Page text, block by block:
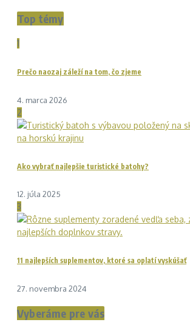
Top témy
1
Prečo naozaj záleží na tom, čo zjeme
4. marca 2026
2
Ako vybrať najlepšie turistické batohy?
12. júla 2025
3
11 najlepších suplementov, ktoré sa oplatí vyskúšať
27. novembra 2024
Vyberáme pre vás